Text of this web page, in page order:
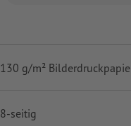
130 g/m²
8-seitig